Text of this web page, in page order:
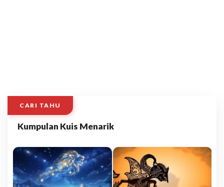
CARI TAHU
Kumpulan Kuis Menarik